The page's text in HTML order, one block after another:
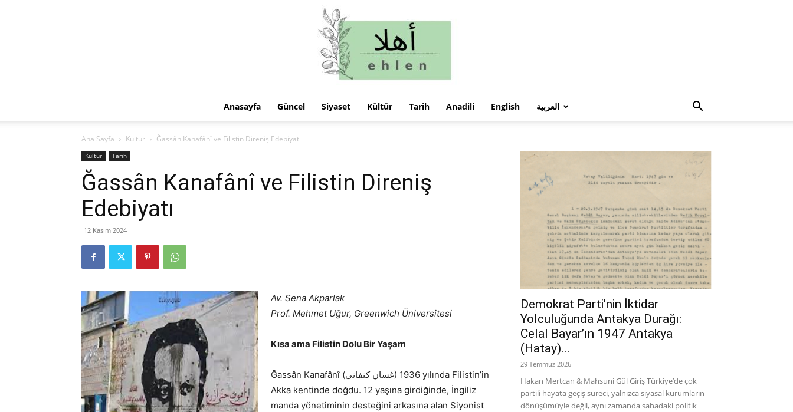
Anasayfa Güncel Siyaset Kültür Tarih Anadili English العربية
Ana Sayfa Kültür Ğassân Kanafânî ve Filistin Direniş Edebiyatı
Kültür Tarih
Ğassân Kanafânî ve Filistin Direniş
Edebiyatı
12 Kasım 2024
Av. Sena Akparlak
Prof. Mehmet Uğur, Greenwich Üniversitesi
Kısa ama Filistin Dolu Bir Yaşam
Ğassân Kanafânî (غسان كنفاني) 1936 yılında Filistin’in
Akka kentinde doğdu. 12 yaşına girdiğinde, İngiliz
manda yönetiminin desteğini arkasına alan Siyonist
Demokrat Parti’nin İktidar
Yolculuğunda Antakya Durağı:
Celal Bayar’ın 1947 Antakya
(Hatay)...
29 Temmuz 2026
Hakan Mertcan & Mahsuni Gül Giriş Türkiye’de çok
partili hayata geçiş süreci, yalnızca siyasal kurumların
dönüşümüyle değil, aynı zamanda sahadaki politik